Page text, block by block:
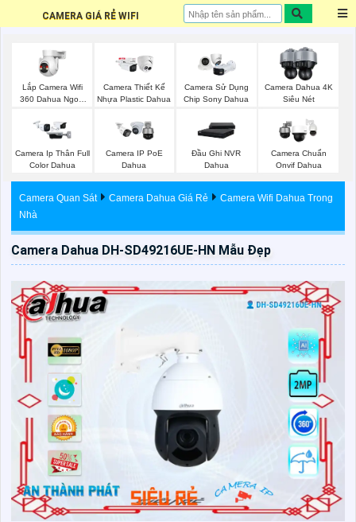
CAMERA GIÁ RẺ WIFI
Lắp Camera Wifi
360 Dahua Ngoài
Camera Thiết Kế
Nhựa Plastic Dahua
Camera Sử Dụng
Chip Sony Dahua
Camera Dahua 4K
Siêu Nét
Camera Ip Thân Full
Color Dahua
Camera IP PoE
Dahua
Đầu Ghi NVR
Dahua
Camera Chuẩn
Onvif Dahua
Camera Quan Sát Camera Dahua Giá Rẻ
Camera Wifi Dahua Trong
Nhà
Camera Dahua DH-SD49216UE-HN Mẫu Đẹp